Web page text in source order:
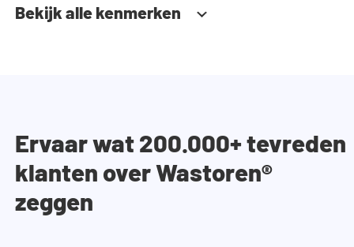
Bekijk alle kenmerken
Ervaar wat 200.000+ tevreden
klanten over Wastoren®
zeggen